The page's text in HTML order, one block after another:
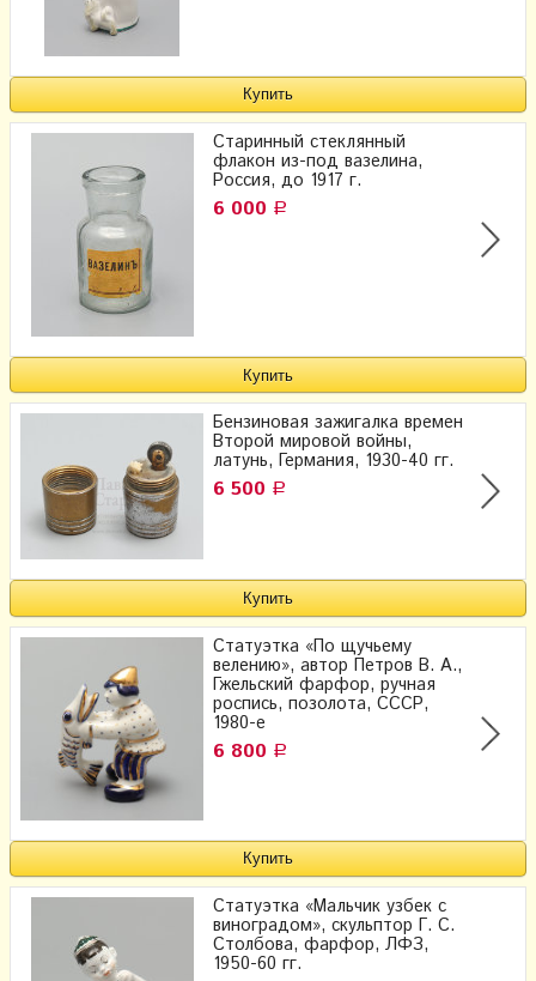
Старинный стеклянный
флакон из-под вазелина,
Россия, до 1917 г.
6 000 Р
Бензиновая зажигалка времен
Второй мировой войны,
латунь, Германия, 1930-40 гг.
6 500 Р
Статуэтка «По щучьему
велению», автор Петров В. А.,
Гжельский фарфор, ручная
роспись, позолота, СССР,
1980-е
6 800 Р
Статуэтка «Мальчик узбек с
виноградом», скульптор Г. С.
Столбова, фарфор, ЛФЗ,
1950-60 гг.